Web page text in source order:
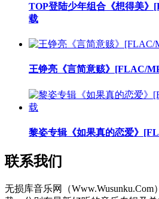
TOP登陆少年组合《想得美》
载
王铮亮《言简意赅》[FLAC/
黎姿专辑《如果真的恋爱》
联系我们
无损库音乐网（